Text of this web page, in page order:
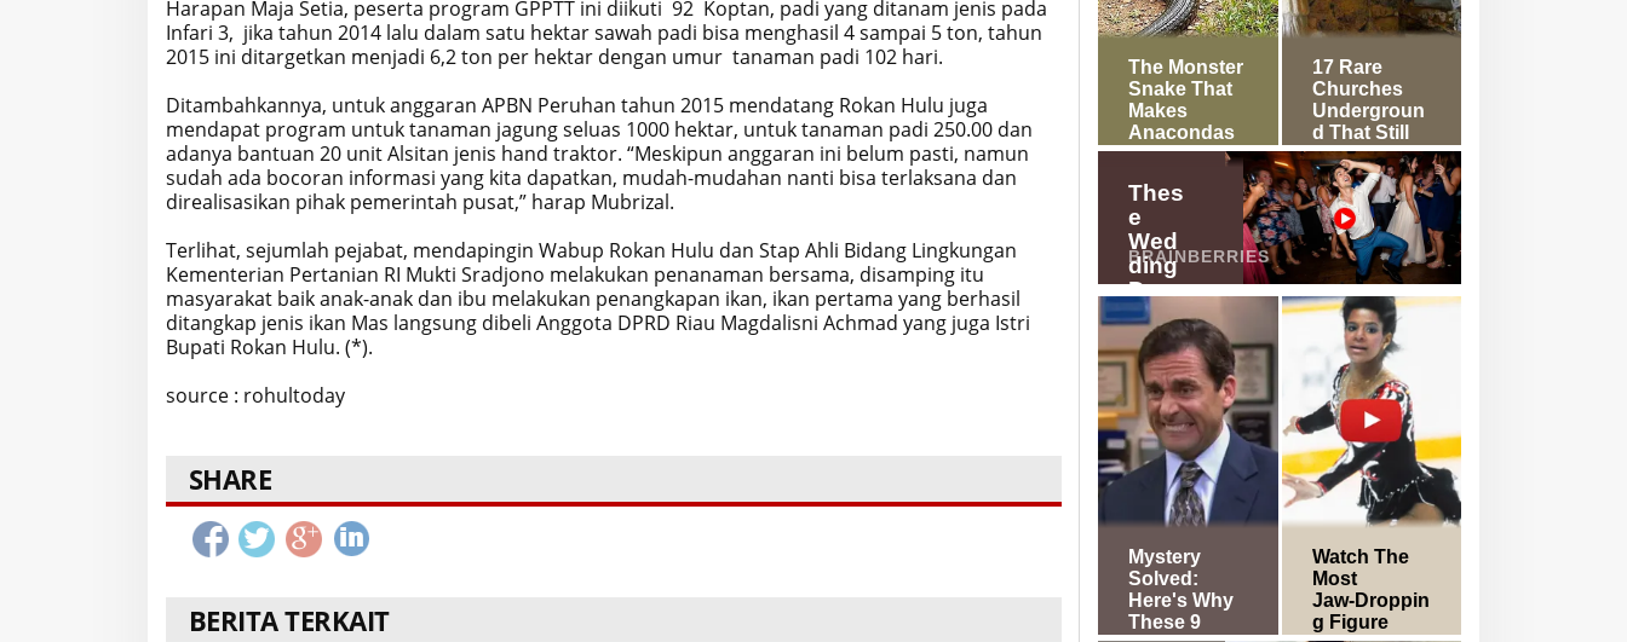
Harapan Maja Setia, peserta program GPPTT ini diikuti 92 Koptan, padi yang ditanam jenis pada
Infari 3, jika tahun 2014 lalu dalam satu hektar sawah padi bisa menghasil 4 sampai 5 ton, tahun
2015 ini ditargetkan menjadi 6,2 ton per hektar dengan umur tanaman padi 102 hari.
Ditambahkannya, untuk anggaran APBN Peruhan tahun 2015 mendatang Rokan Hulu juga
mendapat program untuk tanaman jagung seluas 1000 hektar, untuk tanaman padi 250.00 dan
adanya bantuan 20 unit Alsitan jenis hand traktor. “Meskipun anggaran ini belum pasti, namun
sudah ada bocoran informasi yang kita dapatkan, mudah-mudahan nanti bisa terlaksana dan
direalisasikan pihak pemerintah pusat,” harap Mubrizal.
Terlihat, sejumlah pejabat, mendapingin Wabup Rokan Hulu dan Stap Ahli Bidang Lingkungan
Kementerian Pertanian RI Mukti Sradjono melakukan penanaman bersama, disamping itu
masyarakat baik anak-anak dan ibu melakukan penangkapan ikan, ikan pertama yang berhasil
ditangkap jenis ikan Mas langsung dibeli Anggota DPRD Riau Magdalisni Achmad yang juga Istri
Bupati Rokan Hulu. (*).
source : rohultoday
SHARE
BERITA TERKAIT